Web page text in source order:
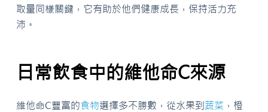
取量同樣關鍵，它有助於他們健康成長，保持活力充
沛。
日常飲食中的維他命C來源
維他命C豐富的食物選擇多不勝數，從水果到蔬菜 ，橙